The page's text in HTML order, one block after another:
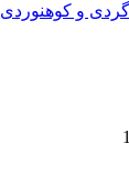
و کوهنوردی